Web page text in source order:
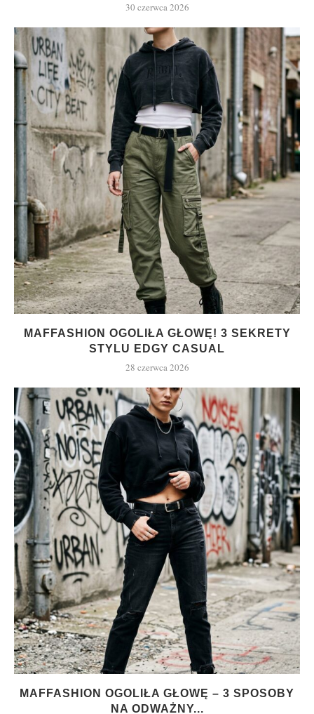
30 czerwca 2026
MAFFASHION OGOLIŁA GŁOWĘ! 3 SEKRETY
STYLU EDGY CASUAL
28 czerwca 2026
MAFFASHION OGOLIŁA GŁOWĘ – 3 SPOSOBY
NA ODWAŻNY...